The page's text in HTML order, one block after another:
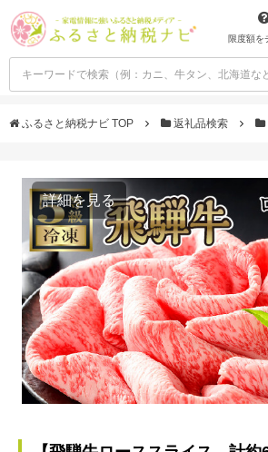
限度額を
ふるさと納税ナビ TOP 返礼品検索
詳細を見る